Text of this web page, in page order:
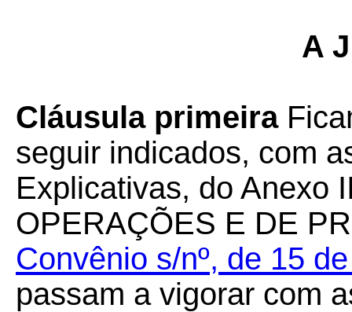
A
Cláusula primeira
seguir indicados, com
Explicativas, do Anexo
OPERAÇÕES E DE
Convênio s/nº, de 15
passam a vigorar com